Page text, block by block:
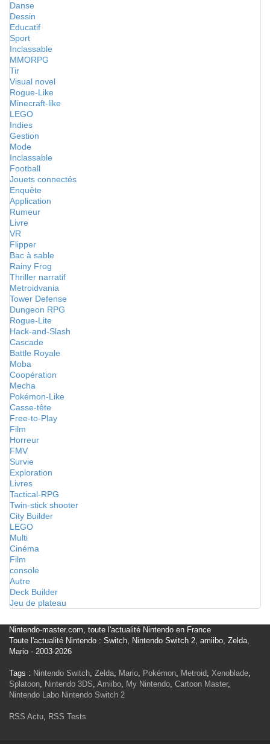
Danse
Dessin
Educatif
Sport
Inclassable
MMORPG
Tir
Visual novel
Rogue-Like
Minecraft-like
LEGO
Indies
Gestion
Mode
Inclassable
Football
Jouets connectés
Enquête
Application
Rumeur
Livre
VR
Flipper
Bac à sable
Rainy Frog
Thriller narratif
Metroidvania
Tower Defense
Dungeon RPG
Rogue-Lite
Hack-and-Slash
Cascade
Battle Royale
Moba
Coopération
Mecha
Pokémon-Like
Casse-tête
Free-to-Play
Film
Horreur
FMV
Survie
Exploration
Livres
Tactical-RPG
Twin-stick shooter
City Builder
LEGO
Multi
Cinéma
Film
console
Autre
Deck Builder
Jeu de plateau
Nintendo-master.com, toute l'actualité Nintendo en France
Toute l'actualité Nintendo : Switch, Nintendo Switch 2, amiibo, Zelda,
Mario - 2003-2026
Tags : Nintendo Switch, Zelda, Mario, Pokémon, Metroid, Xenoblade,
Splatoon, Nintendo 3DS, Amiibo, My Nintendo, Cartoon Master,
Nintendo Labo Nintendo Switch 2
RSS Actu, RSS Tests